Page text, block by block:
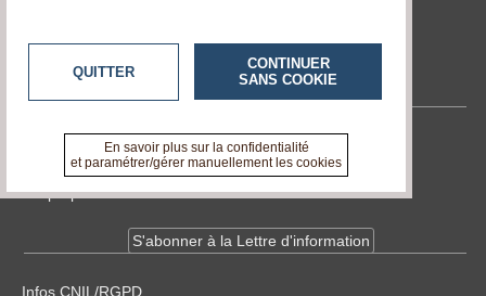
l'hiver *- par Astrid Romain,
Prévention Santé (IPS)
Eczéma ? Alimentation et
Prévention Santé - par Astrid
Parlons Prévention Cancer* - par
Institut Prévention Sante
Contactez-nous
En savoir +
A propos de tvlocale.fr
S'abonner à la Lettre d'information
Infos CNIL/RGPD
QUITTER
CONTINUER
SANS COOKIE
En savoir plus sur la confidentialité
et paramétrer/gérer manuellement les cookies